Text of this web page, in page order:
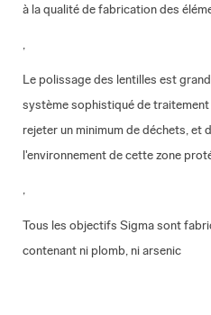
à la qualité de fabrication des
,
Le polissage des lentilles est
système sophistiqué de
rejeter un minimum de déchets, et
l'environnement de cette zone
,
Tous les objectifs Sigma sont
contenant ni plomb, ni arsenic